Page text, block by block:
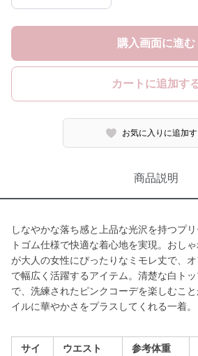
購入画面に進む
カートに追加す
お気に入りに追加
商品説明
しなやかな落ち感と上品な光沢を持つプ
トゴム仕様で快適な着心地を実現。おし
が大人の女性にぴったりなミモレ丈で、
で幅広く活躍するアイテム。清楚な白ト
で、洗練されたピンクコーデを楽しむこ
イルに華やかさをプラスしてくれる一着。
サイ
ウエスト
参考体重